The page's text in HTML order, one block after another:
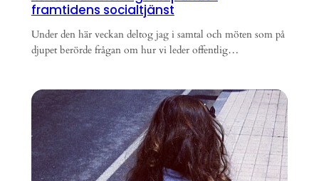
framtidens socialtjänst
Under den här veckan deltog jag i samtal och möten som på
djupet berörde frågan om hur vi leder offentlig…